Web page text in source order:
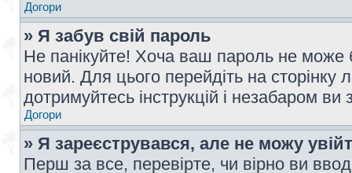
Догори
» Я забув свій пароль
Не панікуйте! Хоча ваш пароль не може
новий. Для цього перейдіть на сторінку
дотримуйтесь інструкцій і незабаром
Догори
» Я зареєструвався, але не можу
Перш за все, перевірте, чи вірно ви